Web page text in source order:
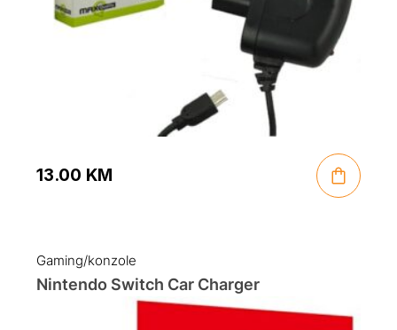
13.00 KM
Gaming/konzole
Nintendo Switch Car Charger